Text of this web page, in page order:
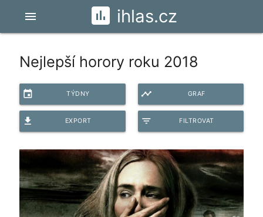
ihlas.cz
menu
Nejlepší horory roku 2018
event TÝDNY timeline GRAF
file_download EXPORT filter_list FILTROVAT